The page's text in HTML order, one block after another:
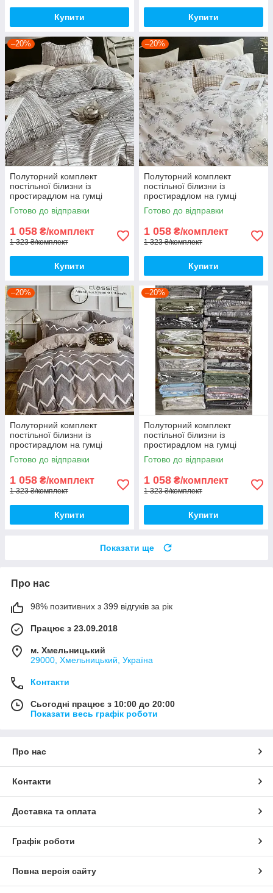
Купити Купити
–20%
Полуторний комплект
постільної білизни із
простирадлом на гумці
150*220см. Постільна білизна
з фланелі
Готово до відправки
1 058 ₴/комплект
1 323 ₴/комплект
Купити
–20%
Полуторний комплект
постільної білизни із
простирадлом на гумці
150*220см. Постільна білизна
з фланелі
Готово до відправки
1 058 ₴/комплект
1 323 ₴/комплект
Купити
–20%
Полуторний комплект
постільної білизни із
простирадлом на гумці
150*220см. Постільна білизна
з фланелі
Готово до відправки
1 058 ₴/комплект
1 323 ₴/комплект
Купити
–20%
Полуторний комплект
постільної білизни із
простирадлом на гумці
150*220см. Постільна білизна
з фланелі
Готово до відправки
1 058 ₴/комплект
1 323 ₴/комплект
Купити
Показати ще
Про нас
98% позитивних з 399 відгуків за рік
Працює з 23.09.2018
м. Хмельницький
29000, Хмельницький, Україна
Контакти
Сьогодні працює з 10:00 до 20:00
Показати весь графік роботи
Про нас
Контакти
Доставка та оплата
Графік роботи
Повна версія сайту